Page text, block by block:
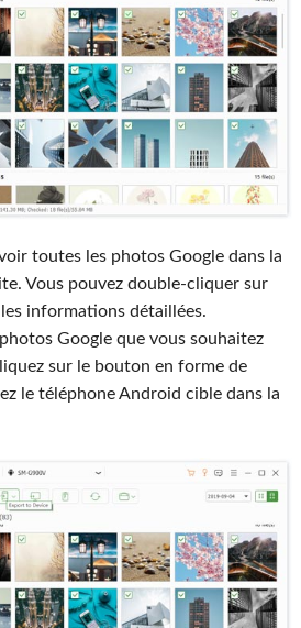
toutes les photos Google dans la
Vous pouvez double-cliquer sur
informations détaillées.
Google que vous souhaitez
sur le bouton en forme de
le téléphone Android cible dans la